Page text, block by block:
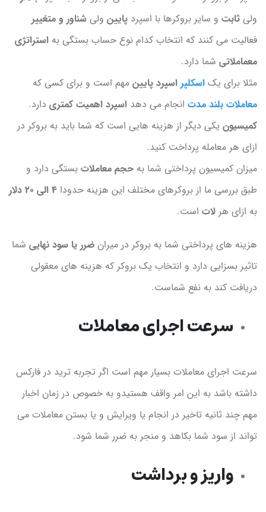
ولیثابت و سایر بروکرها با اسپرد پایین ولیشناور و متغییر
فعالیت می کنند که انتخاب کدام نوع حساب بستگی به استراتژی
معماملاتی شما دارد.
مثلا برای یکاسکلپراسپرد پایینمهم است و برای کسی که
معاملات بلند مدت انجام می دهد اسپرد اهمیت کمتری دارد.
کمیسیون یکی دیگر از هزینه هایی است که شما باید به بروکر در
ازای هر معامله پرداخت کنید.
میزان کمیسیون پرداختی شما به حجم معاملاتبستگی دارد و
طبق بررسی ما از بروکرهای مختلف این هزینه حدودا 4 الی 20 دلار
به ازای هرلات است.
هزینه های پرداختی شما به بروکر در میرانضرر یا سود نهایی شما
تاثیر بسزایی دارد و انتخاب یک بروکر که هزینه های معقولی
دریافت کند به نفع شماست.
سرعت اجرای معاملات
سرعت اجرای معاملات بسیار مهم است اگر تجربه ترید در فارکس
داشته باشد به این امر واقف هستیدو به خصوص در زمان اخبار
مهم چند ثانیه تاخیر در انجام یا ویرایش و یا بستن معاملات می
تواند از سود شما بکاهد و منجر به ضرر شما شود.
واریز و برداشت